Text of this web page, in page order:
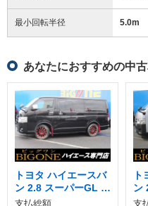
最小回転半径 5.0m
あなたにおすすめの中
トヨタ ハイエースバ
ン 2.8 スーパーGL ロ
ング ディーゼルター
支払総額
ン
支